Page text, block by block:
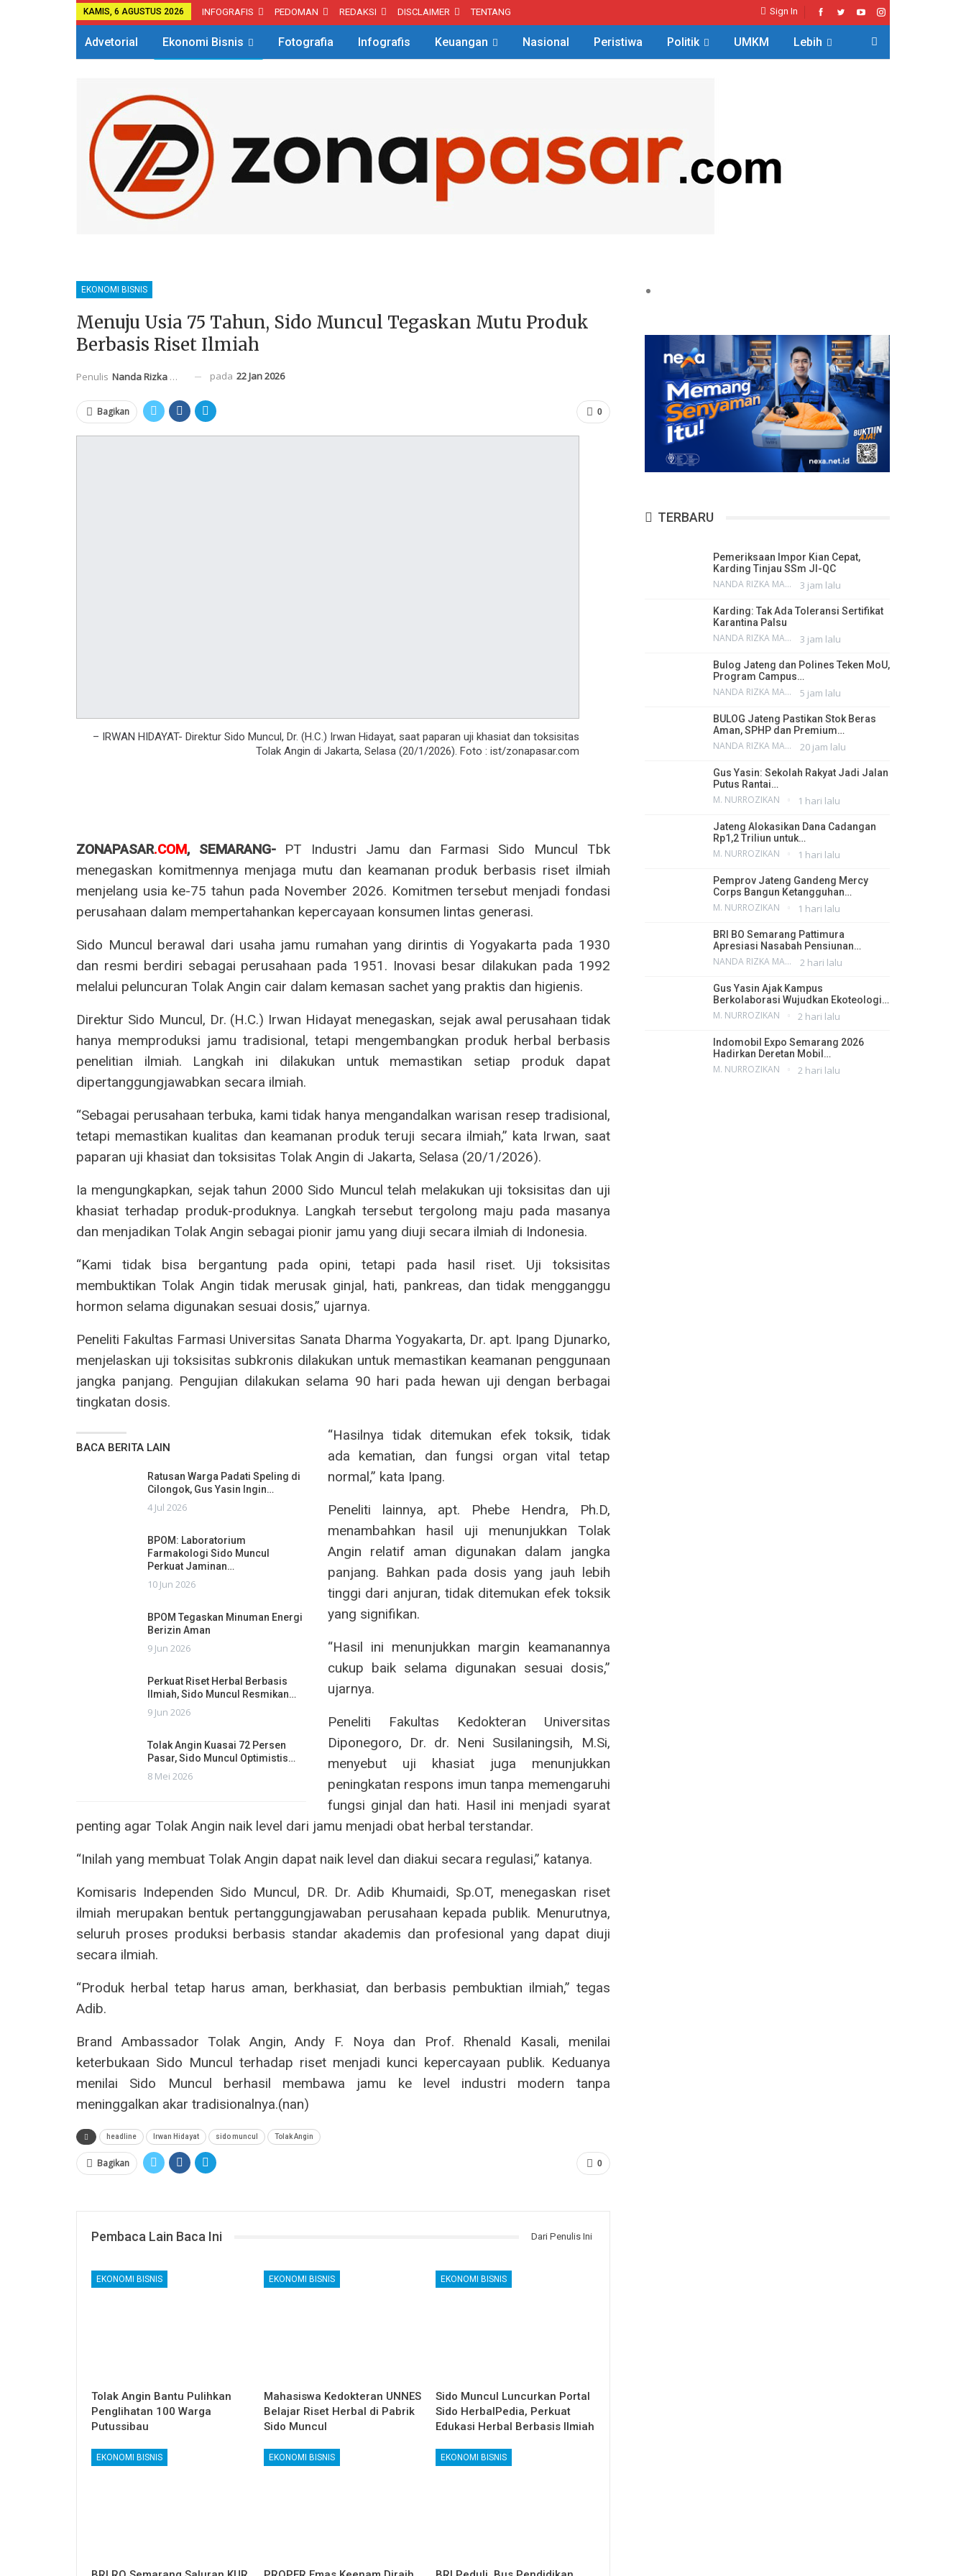
Sign In
KAMIS, 6 AGUSTUS 2026 INFOGRAFIS PEDOMAN REDAKSI DISCLAIMER TENTANG
Advetorial Ekonomi Bisnis Fotografia Infografis Keuangan Nasional Peristiwa Politik UMKM Lebih
EKONOMI BISNIS
Menuju Usia 75 Tahun, Sido Muncul Tegaskan Mutu Produk
Berbasis Riset Ilmiah
Penulis Nanda Rizka Mahendra pada 22 Jan 2026
0
Bagikan
– IRWAN HIDAYAT- Direktur Sido Muncul, Dr. (H.C.) Irwan Hidayat, saat paparan uji khasiat dan toksisitas
Tolak Angin di Jakarta, Selasa (20/1/2026). Foto : ist/zonapasar.com
ZONAPASAR.COM, SEMARANG-PT Industri Jamu dan Farmasi Sido Muncul Tbk
menegaskan komitmennya menjaga mutu dan keamanan produk berbasis riset ilmiah
menjelang usia ke-75 tahun pada November 2026. Komitmen tersebut menjadi fondasi
perusahaan dalam mempertahankan kepercayaan konsumen lintas generasi.
Sido Muncul berawal dari usaha jamu rumahan yang dirintis di Yogyakarta pada 1930
dan resmi berdiri sebagai perusahaan pada 1951. Inovasi besar dilakukan pada 1992
melalui peluncuran Tolak Angin cair dalam kemasan sachet yang praktis dan higienis.
Direktur Sido Muncul, Dr. (H.C.) Irwan Hidayat menegaskan, sejak awal perusahaan tidak
hanya memproduksi jamu tradisional, tetapi mengembangkan produk herbal berbasis
penelitian ilmiah. Langkah ini dilakukan untuk memastikan setiap produk dapat
dipertanggungjawabkan secara ilmiah.
“Sebagai perusahaan terbuka, kami tidak hanya mengandalkan warisan resep tradisional,
tetapi memastikan kualitas dan keamanan produk teruji secara ilmiah,” kata Irwan, saat
paparan uji khasiat dan toksisitas Tolak Angin di Jakarta, Selasa (20/1/2026).
Ia mengungkapkan, sejak tahun 2000 Sido Muncul telah melakukan uji toksisitas dan uji
khasiat terhadap produk-produknya. Langkah tersebut tergolong maju pada masanya
dan menjadikan Tolak Angin sebagai pionir jamu yang diuji secara ilmiah di Indonesia.
“Kami tidak bisa bergantung pada opini, tetapi pada hasil riset. Uji toksisitas
membuktikan Tolak Angin tidak merusak ginjal, hati, pankreas, dan tidak mengganggu
hormon selama digunakan sesuai dosis,” ujarnya.
Peneliti Fakultas Farmasi Universitas Sanata Dharma Yogyakarta, Dr. apt. Ipang Djunarko,
menjelaskan uji toksisitas subkronis dilakukan untuk memastikan keamanan penggunaan
jangka panjang. Pengujian dilakukan selama 90 hari pada hewan uji dengan berbagai
tingkatan dosis.
BACA BERITA LAIN
Ratusan Warga Padati Speling di
Cilongok, Gus Yasin Ingin…
4 Jul 2026
BPOM: Laboratorium
Farmakologi Sido Muncul
Perkuat Jaminan…
10 Jun 2026
BPOM Tegaskan Minuman Energi
Berizin Aman
9 Jun 2026
Perkuat Riset Herbal Berbasis
Ilmiah, Sido Muncul Resmikan…
9 Jun 2026
Tolak Angin Kuasai 72 Persen
Pasar, Sido Muncul Optimistis…
8 Mei 2026
“Hasilnya tidak ditemukan efek toksik, tidak
ada kematian, dan fungsi organ vital tetap
normal,” kata Ipang.
Peneliti lainnya, apt. Phebe Hendra, Ph.D,
menambahkan hasil uji menunjukkan Tolak
Angin relatif aman digunakan dalam jangka
panjang. Bahkan pada dosis yang jauh lebih
tinggi dari anjuran, tidak ditemukan efek toksik
yang signifikan.
“Hasil ini menunjukkan margin keamanannya
cukup baik selama digunakan sesuai dosis,”
ujarnya.
Peneliti Fakultas Kedokteran Universitas
Diponegoro, Dr. dr. Neni Susilaningsih, M.Si,
menyebut uji khasiat juga menunjukkan
peningkatan respons imun tanpa memengaruhi
fungsi ginjal dan hati. Hasil ini menjadi syarat
penting agar Tolak Angin naik level dari jamu menjadi obat herbal terstandar.
“Inilah yang membuat Tolak Angin dapat naik level dan diakui secara regulasi,” katanya.
Komisaris Independen Sido Muncul, DR. Dr. Adib Khumaidi, Sp.OT, menegaskan riset
ilmiah merupakan bentuk pertanggungjawaban perusahaan kepada publik. Menurutnya,
seluruh proses produksi berbasis standar akademis dan profesional yang dapat diuji
secara ilmiah.
“Produk herbal tetap harus aman, berkhasiat, dan berbasis pembuktian ilmiah,” tegas
Adib.
Brand Ambassador Tolak Angin, Andy F. Noya dan Prof. Rhenald Kasali, menilai
keterbukaan Sido Muncul terhadap riset menjadi kunci kepercayaan publik. Keduanya
menilai Sido Muncul berhasil membawa jamu ke level industri modern tanpa
meninggalkan akar tradisionalnya.(nan)
headline Irwan Hidayat sido muncul Tolak Angin
0
Bagikan
Pembaca Lain Baca Ini Dari Penulis Ini
EKONOMI BISNIS
Tolak Angin Bantu Pulihkan
Penglihatan 100 Warga
Putussibau
EKONOMI BISNIS
Mahasiswa Kedokteran UNNES
Belajar Riset Herbal di Pabrik
Sido Muncul
EKONOMI BISNIS
Sido Muncul Luncurkan Portal
Sido HerbalPedia, Perkuat
Edukasi Herbal Berbasis Ilmiah
EKONOMI BISNIS EKONOMI BISNIS EKONOMI BISNIS
TERBARU
Pemeriksaan Impor Kian Cepat,
Karding Tinjau SSm JI-QC
NANDA RIZKA MAHENDRA 3 jam lalu
Karding: Tak Ada Toleransi Sertifikat
Karantina Palsu
NANDA RIZKA MAHENDRA 3 jam lalu
Bulog Jateng dan Polines Teken MoU,
Program Campus…
NANDA RIZKA MAHENDRA 5 jam lalu
BULOG Jateng Pastikan Stok Beras
Aman, SPHP dan Premium…
NANDA RIZKA MAHENDRA 20 jam lalu
Gus Yasin: Sekolah Rakyat Jadi Jalan
Putus Rantai…
M. NURROZIKAN 1 hari lalu
Jateng Alokasikan Dana Cadangan
Rp1,2 Triliun untuk…
M. NURROZIKAN 1 hari lalu
Pemprov Jateng Gandeng Mercy
Corps Bangun Ketangguhan…
M. NURROZIKAN 1 hari lalu
BRI BO Semarang Pattimura
Apresiasi Nasabah Pensiunan…
NANDA RIZKA MAHENDRA 2 hari lalu
Gus Yasin Ajak Kampus
Berkolaborasi Wujudkan Ekoteologi…
M. NURROZIKAN 2 hari lalu
Indomobil Expo Semarang 2026
Hadirkan Deretan Mobil…
M. NURROZIKAN 2 hari lalu